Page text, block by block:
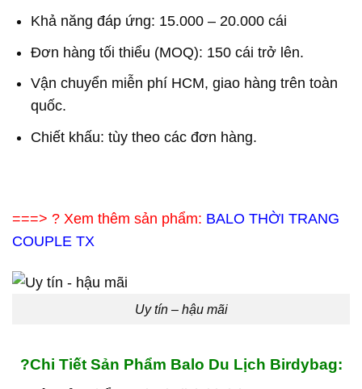
Khả năng đáp ứng: 15.000 – 20.000 cái
Đơn hàng tối thiểu (MOQ): 150 cái trở lên.
Vận chuyển miễn phí HCM, giao hàng trên toàn
quốc.
Chiết khấu: tùy theo các đơn hàng.
===> ? Xem thêm sản phẩm: BALO THỜI TRANG
COUPLE TX
Uy tín – hậu mãi
?Chi Tiết Sản Phẩm Balo Du Lịch Birdybag: